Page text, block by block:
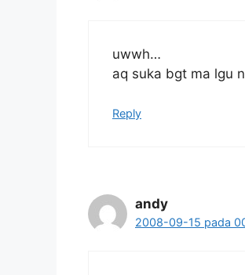
uwwh…
aq suka bgt ma lgu
Reply
andy
2008-09-15 pada